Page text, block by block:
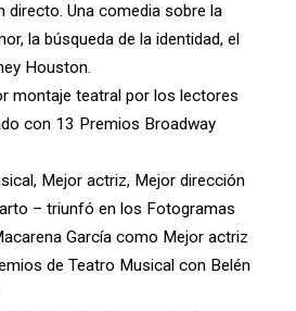
directo. Una comedia sobre la
la búsqueda de la identidad, el
Houston.
montaje teatral por los lectores
con 13 Premios Broadway
Mejor actriz, Mejor dirección
– triunfó en los Fotogramas
García como Mejor actriz
de Teatro Musical con Belén